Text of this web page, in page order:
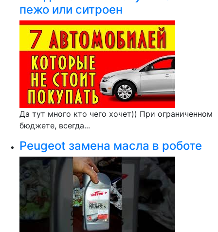
пежо или ситроен
Да тут много кто чего хочет)) При ограниченном
бюджете, всегда...
Peugeot замена масла в роботе